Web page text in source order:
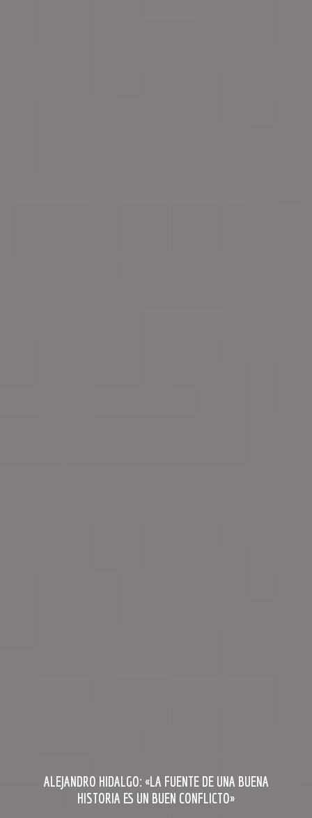
ALEJANDRO HIDALGO: «LA FUENTE DE UNA BUENA
HISTORIA ES UN BUEN CONFLICTO»